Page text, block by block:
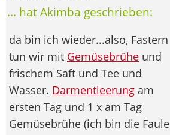
... hat Akimba geschrieben:
da bin ich wieder...also, Fastern
tun wir mit Gemüsebrühe und
frischem Saft und Tee und
Wasser. Darmentleerung am
ersten Tag und 1 x am Tag
Gemüsebrühe (ich bin die Faule